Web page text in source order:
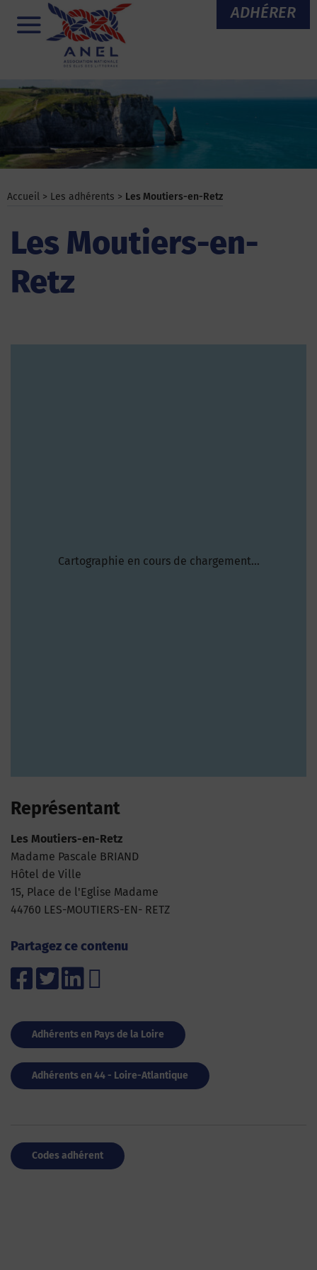
ADHÉRER
Menu
Accueil > Les adhérents > Les Moutiers-en-Retz
Les Moutiers-en-
Retz
Cartographie en cours de chargement...
Représentant
Les Moutiers-en-Retz
Madame Pascale BRIAND
Hôtel de Ville
15, Place de l'Eglise Madame
44760 LES-MOUTIERS-EN- RETZ
Partagez ce contenu
Adhérents en Pays de la Loire
Adhérents en 44 - Loire-Atlantique
Codes adhérent